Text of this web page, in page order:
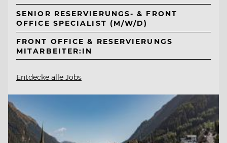
SENIOR RESERVIERUNGS- & FRONT
OFFICE SPECIALIST (M/W/D)
FRONT OFFICE & RESERVIERUNGS
MITARBEITER:IN
Entdecke alle Jobs